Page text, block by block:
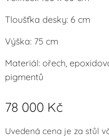
Tloušťka desky: 6 cm
Výška: 75 cm
Materiál: ořech,
pigmentů
78 000 Kč
Uvedená cena je za stůl